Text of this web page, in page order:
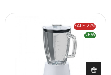
SALE 22%
NEW